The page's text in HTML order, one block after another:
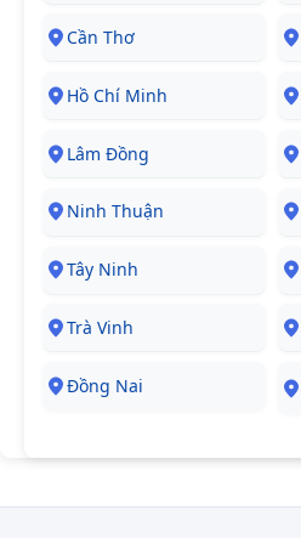
Cần Thơ
Hồ Chí Minh
Lâm Đồng
Ninh Thuận
Tây Ninh
Trà Vinh
Đồng Nai